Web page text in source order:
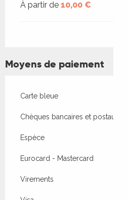
À partir de 10,00 €
Moyens de paiement
Carte bleue
Chèques bancaires et postaux
Espèce
Eurocard - Mastercard
Virements